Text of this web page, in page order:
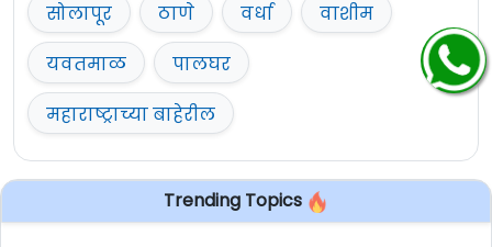
सोलापूर
ठाणे वर्धा
वाशीम
यवतमाळ
पालघर
महाराष्ट्राच्या बाहेरील
Trending Topics